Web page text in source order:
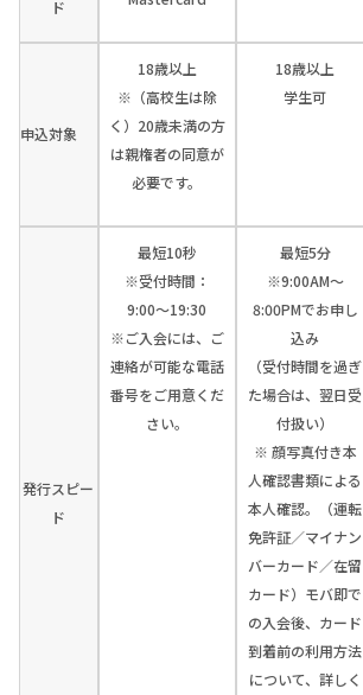
ド
申込対象
18歳以上
※（高校生は除
く）20歳未満の方
は親権者の同意が
必要です。
18歳以上
学生可
発行スピー
ド
最短10秒
※受付時間：
9:00〜19:30
※ご入会には、ご
連絡が可能な電話
番号をご用意くだ
さい。
最短5分
※9:00AM～
8:00PMでお申し
込み
（受付時間を過ぎ
た場合は、翌日受
付扱い）
※ 顔写真付き本
人確認書類による
本人確認。（運転
免許証／マイナン
バーカード／在留
カード）モバ即で
の入会後、カード
到着前の利用方法
について、詳しく